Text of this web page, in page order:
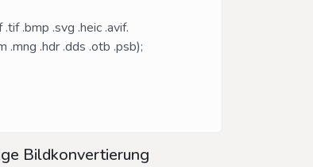
.bmp .svg .heic .avif.
.mng .hdr .dds .otb .psb);
Bildkonvertierung